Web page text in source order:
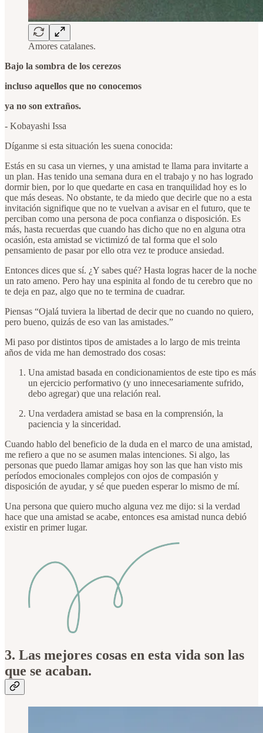
Amores catalanes.
Bajo la sombra de los cerezos
incluso aquellos que no conocemos
ya no son extraños.
- Kobayashi Issa
Díganme si esta situación les suena conocida:
Estás en su casa un viernes, y una amistad te llama para invitarte a
un plan. Has tenido una semana dura en el trabajo y no has logrado
dormir bien, por lo que quedarte en casa en tranquilidad hoy es lo
que más deseas. No obstante, te da miedo que decirle que no a esta
invitación signifique que no te vuelvan a avisar en el futuro, que te
perciban como una persona de poca confianza o disposición. Es
más, hasta recuerdas que cuando has dicho que no en alguna otra
ocasión, esta amistad se victimizó de tal forma que el solo
pensamiento de pasar por ello otra vez te produce ansiedad.
Entonces dices que sí. ¿Y sabes qué? Hasta logras hacer de la noche
un rato ameno. Pero hay una espinita al fondo de tu cerebro que no
te deja en paz, algo que no te termina de cuadrar.
Piensas “Ojalá tuviera la libertad de decir que no cuando no quiero,
pero bueno, quizás de eso van las amistades.”
Mi paso por distintos tipos de amistades a lo largo de mis treinta
años de vida me han demostrado dos cosas:
Una amistad basada en condicionamientos de este tipo es más
un ejercicio performativo (y uno innecesariamente sufrido,
debo agregar) que una relación real.
Una verdadera amistad se basa en la comprensión, la
paciencia y la sinceridad.
Cuando hablo del beneficio de la duda en el marco de una amistad,
me refiero a que no se asumen malas intenciones. Si algo, las
personas que puedo llamar amigas hoy son las que han visto mis
períodos emocionales complejos con ojos de compasión y
disposición de ayudar, y sé que pueden esperar lo mismo de mí.
Una persona que quiero mucho alguna vez me dijo: si la verdad
hace que una amistad se acabe, entonces esa amistad nunca debió
existir en primer lugar.
3. Las mejores cosas en esta vida son las
que se acaban.